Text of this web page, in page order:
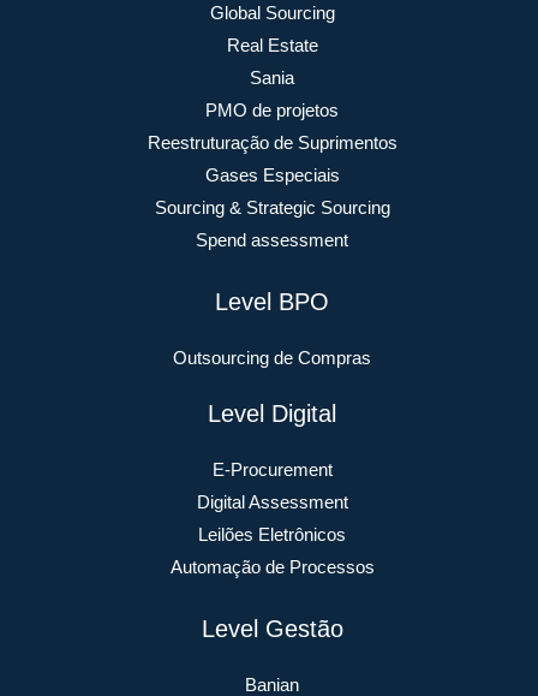
Global Sourcing
Real Estate
Sania
PMO de projetos
Reestruturação de Suprimentos
Gases Especiais
Sourcing & Strategic Sourcing
Spend assessment
Level BPO
Outsourcing de Compras
Level Digital
E-Procurement
Digital Assessment
Leilões Eletrônicos
Automação de Processos
Level Gestão
Banian